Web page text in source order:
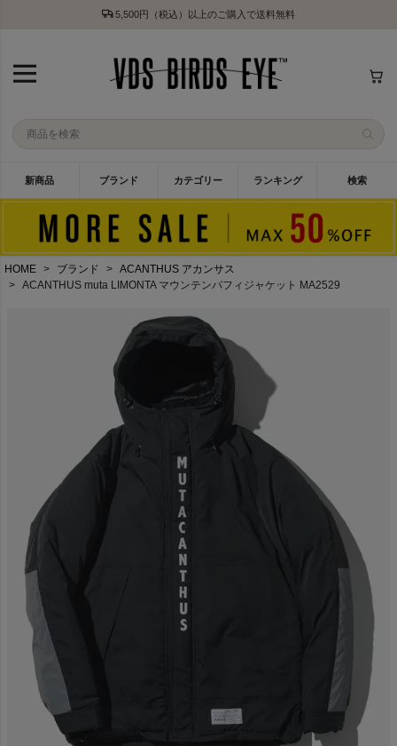
5,500円（税込）以上のご購入で送料無料
新商品 ブランド カテゴリー ランキング 検索
HOME ブランド
ACANTHUS アカンサス
ACANTHUS muta LIMONTA マウンテンパフィジャケット MA2529